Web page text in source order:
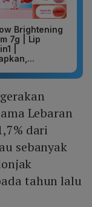
Brightening
7g | Lip
|
Lebaran
dari
sebanyak
tahun lalu